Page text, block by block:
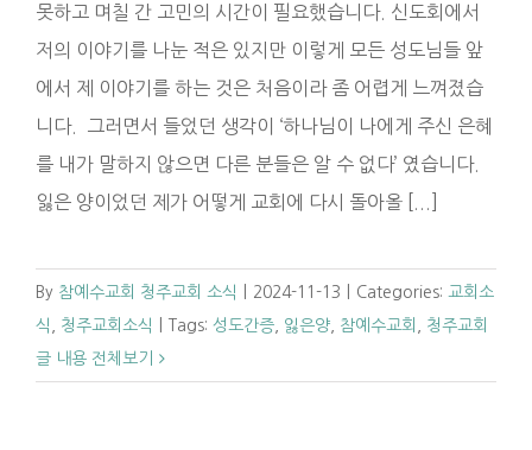
못하고 며칠 간 고민의 시간이 필요했습니다. 신도회에서
저의 이야기를 나눈 적은 있지만 이렇게 모든 성도님들 앞
에서 제 이야기를 하는 것은 처음이라 좀 어렵게 느껴졌습
니다. 그러면서 들었던 생각이 ‘하나님이 나에게 주신 은혜
를 내가 말하지 않으면 다른 분들은 알 수 없다’ 였습니다.
잃은 양이었던 제가 어떻게 교회에 다시 돌아올 [...]
By 참예수교회 청주교회 소식 2024-11-13 Categories: 교회소
식
청주교회소식 Tags: 성도간증 잃은양 참예수교회
청주교회
글 내용 전체보기